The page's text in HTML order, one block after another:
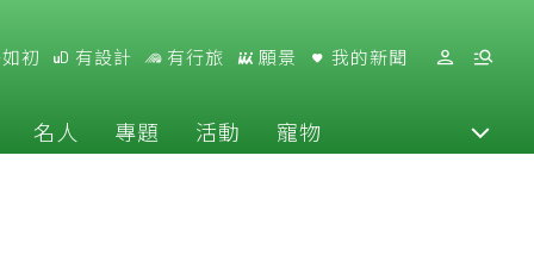
初 有設計 有行旅 願景 我的新聞
名人 專題 活動 寵物